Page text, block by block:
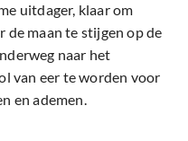
uitdager, klaar om
de maan te stijgen op de
naar het
van eer te worden voor
en ademen.